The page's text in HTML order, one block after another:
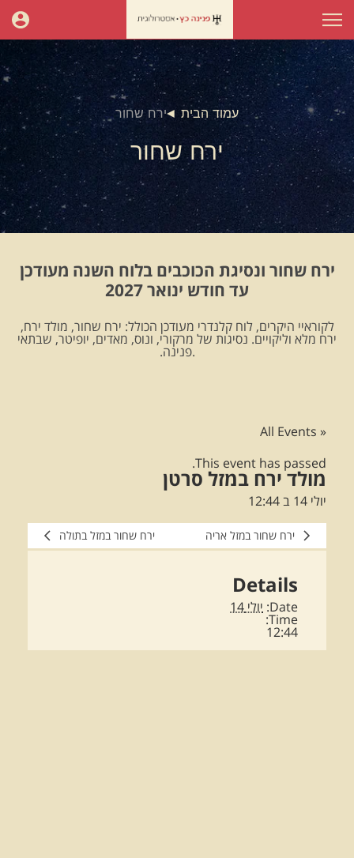
עמוד הבית ירח שחור
ירח שחור
ירח שחור ונסיגת הכוכבים בלוח השנה מעודכן
עד חודש ינואר 2027
לקוראיי היקרים, לוח קלנדרי מעודכן הכולל: ירח שחור, מולד ירח,
ירח מלא וליקויים. נסיגות של מרקורי, ונוס, מאדים, יופיטר, שבתאי
.פנינה.
« All Events
This event has passed.
מולד ירח במזל סרטן
יולי 14 ב 12:44
ירח שחור במזל אריה ירח שחור במזל בתולה
Details
Date: יולי 14
Time:
12:44